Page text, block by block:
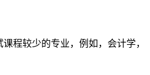
程较少的专业，例如，会计学，